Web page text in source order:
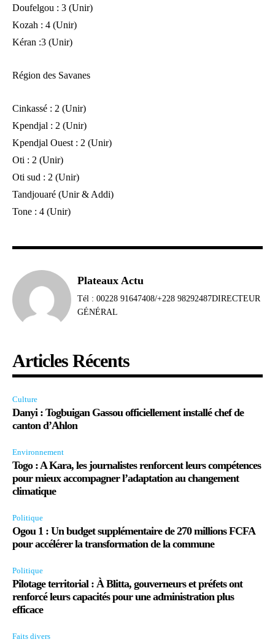
Doufelgou : 3 (Unir)
Kozah : 4 (Unir)
Kéran :3 (Unir)
Région des Savanes
Cinkassé : 2 (Unir)
Kpendjal : 2 (Unir)
Kpendjal Ouest : 2 (Unir)
Oti : 2 (Unir)
Oti sud : 2 (Unir)
Tandjouaré (Unir & Addi)
Tone : 4 (Unir)
Plateaux Actu
Tél : 00228 91647408/+228 98292487DIRECTEUR
GÉNÉRAL
Articles Récents
Culture
Danyi : Togbuigan Gassou officiellement installé chef de
canton d’Ahlon
Environnement
Togo : A Kara, les journalistes renforcent leurs compétences
pour mieux accompagner l’adaptation au changement
climatique
Politique
Ogou 1 : Un budget supplémentaire de 270 millions FCFA
pour accélérer la transformation de la commune
Politique
Pilotage territorial : À Blitta, gouverneurs et préfets ont
renforcé leurs capacités pour une administration plus
efficace
Faits divers